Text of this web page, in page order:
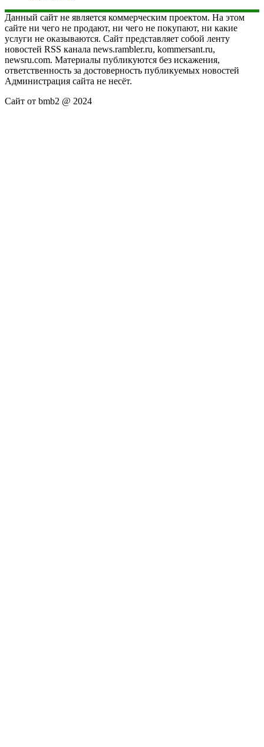
Данный сайт не является коммерческим проектом. На этом
сайте ни чего не продают, ни чего не покупают, ни какие
услуги не оказываются. Сайт представляет собой ленту
новостей RSS канала news.rambler.ru, kommersant.ru,
newsru.com. Материалы публикуются без искажения,
ответственность за достоверность публикуемых новостей
Администрация сайта не несёт.
Сайт от bmb2 @ 2024